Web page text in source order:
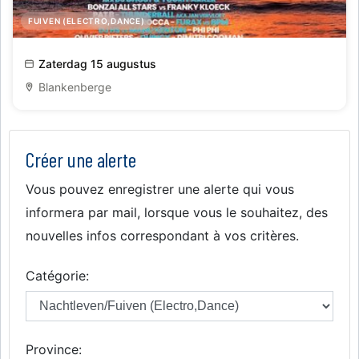
FUIVEN (ELECTRO,DANCE)
Retro Beach
Zaterdag 15 augustus
Blankenberge
Créer une alerte
Vous pouvez enregistrer une alerte qui vous
informera par mail, lorsque vous le souhaitez, des
nouvelles infos correspondant à vos critères.
Catégorie:
Province: